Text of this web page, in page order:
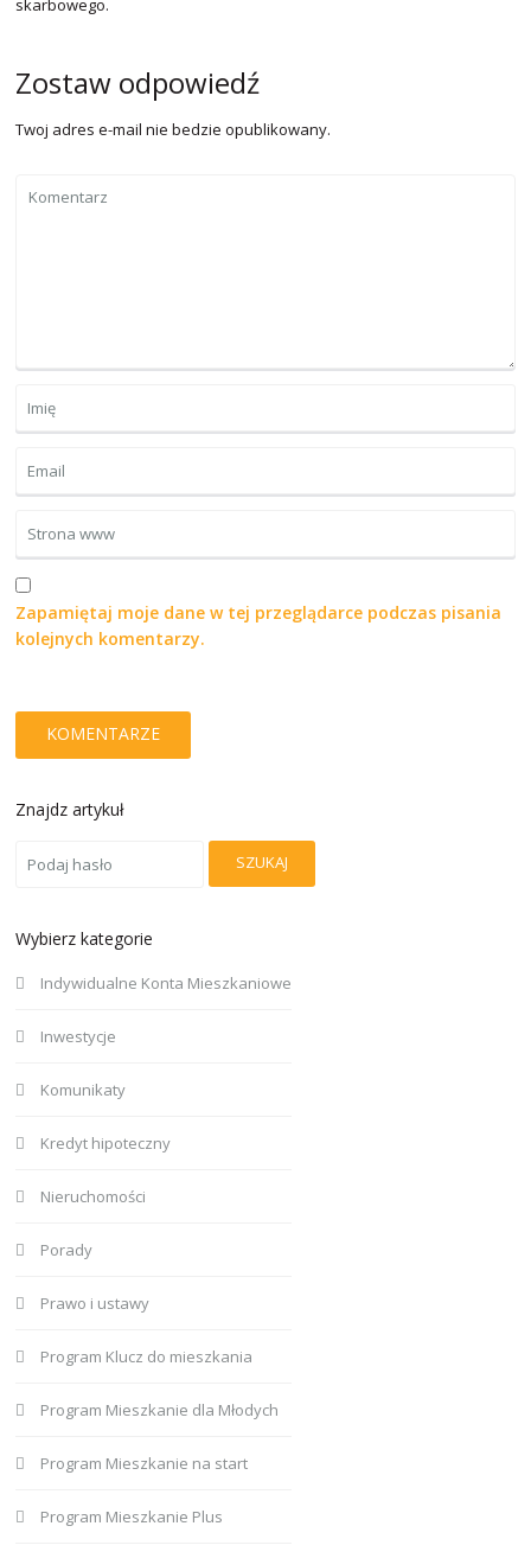
skarbowego.
Zostaw odpowiedź
Twoj adres e-mail nie bedzie opublikowany.
Zapamiętaj moje dane w tej przeglądarce podczas pisania
kolejnych komentarzy.
Znajdz artykuł
SZUKAJ
Wybierz kategorie
Indywidualne Konta Mieszkaniowe
Inwestycje
Komunikaty
Kredyt hipoteczny
Nieruchomości
Porady
Prawo i ustawy
Program Klucz do mieszkania
Program Mieszkanie dla Młodych
Program Mieszkanie na start
Program Mieszkanie Plus